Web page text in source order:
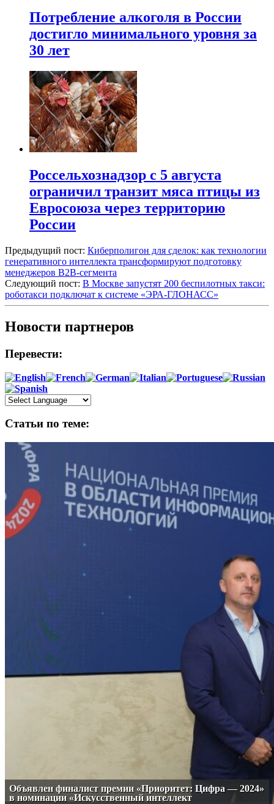
Потребление алкоголя в России
достигло минимального уровня за
30 лет
Россельхознадзор с 5 августа
ограничил транзит мяса птицы из
Евросоюза через территорию
России
Предыдущий пост: Киберполигон для сделок: как технологии
генеративного интеллекта трансформируют подготовку
менеджеров B2B-сегмента
Следующий пост: В Москве запустят 200 беспилотных такси:
роботакси подключат к системе «ЭРА-ГЛОНАСС»
Новости партнеров
Перевести:
Статьи по теме:
Объявлен финалист премии «Приоритет: Цифра — 2024»
в номинации «Искусственный интеллект